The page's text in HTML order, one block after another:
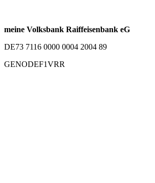
meine Volksbank Raiffeisenbank eG
DE73 7116 0000 0004 2004 89
GENODEF1VRR